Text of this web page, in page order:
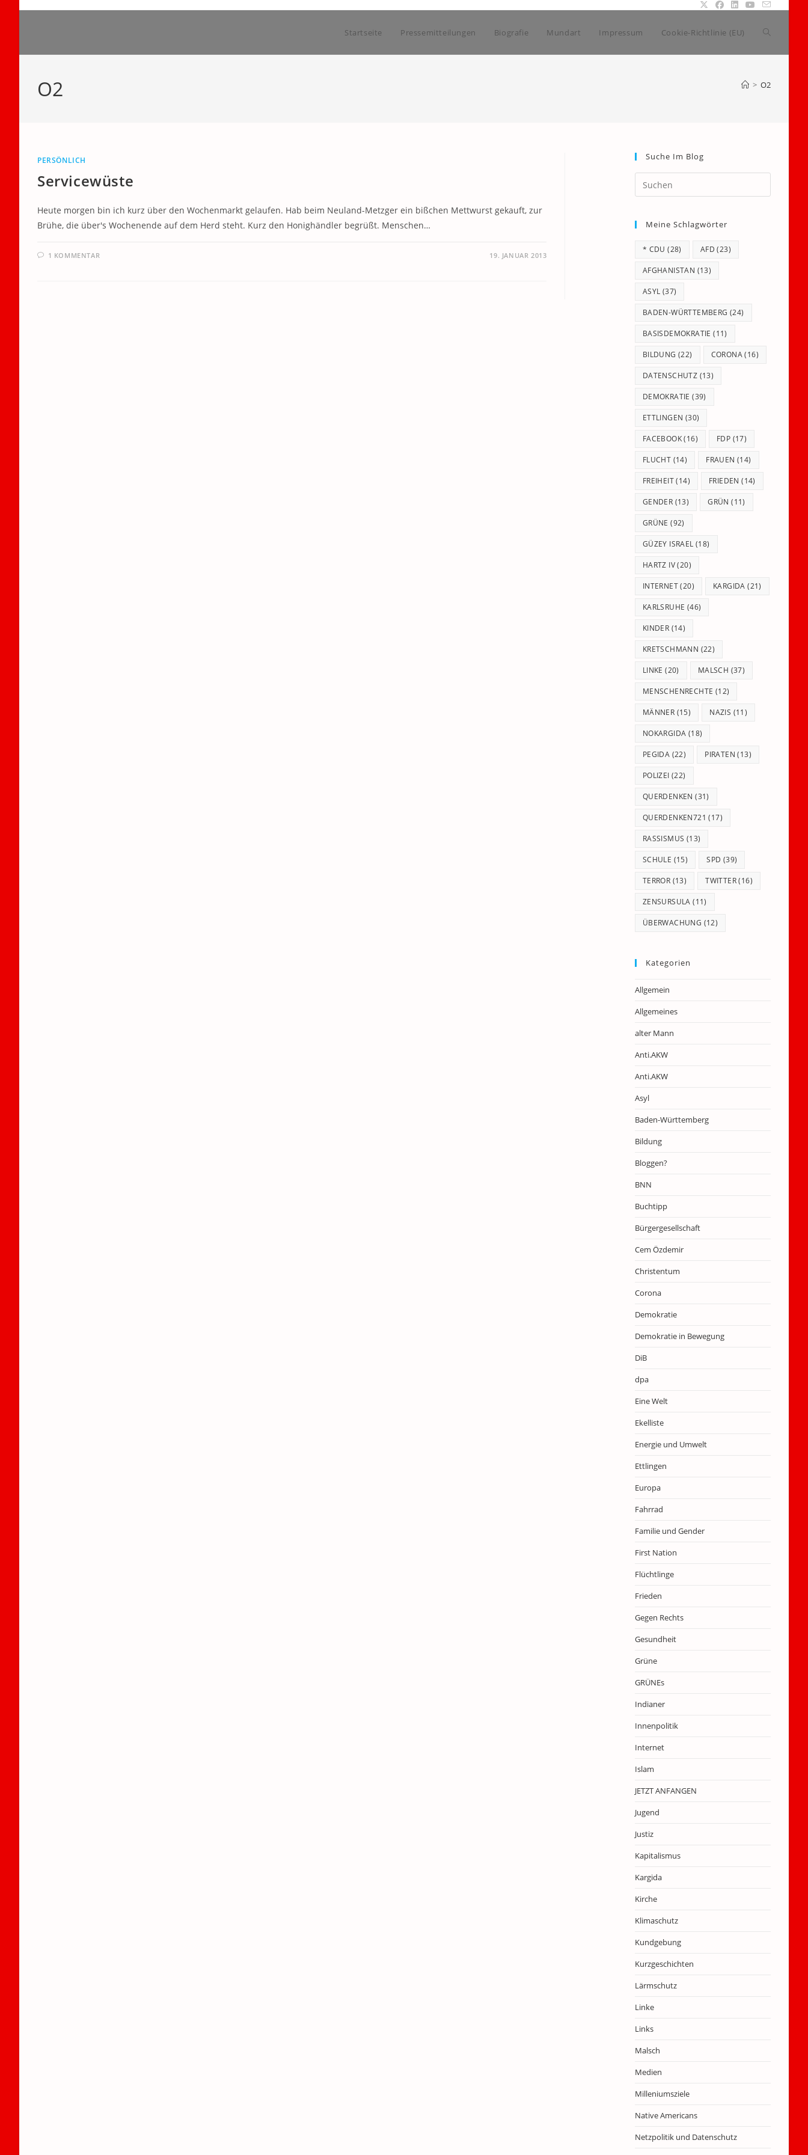
Startseite Pressemitteilungen Biografie Mundart Impressum Cookie-Richtlinie (EU) Website-
O2 > O2
PERSÖNLICH
Servicewüste
Heute morgen bin ich kurz über den Wochenmarkt gelaufen. Hab beim Neuland-Metzger ein bißchen Mettwurst gekauft, zur
Brühe, die über's Wochenende auf dem Herd steht. Kurz den Honighändler begrüßt. Menschen…
1 KOMMENTAR 19. JANUAR 2013
Suche Im Blog
Escape
Meine Schlagwörter
* CDU (28) AFD (23)
AFGHANISTAN (13)
ASYL (37)
BADEN-WÜRTTEMBERG (24)
BASISDEMOKRATIE (11)
BILDUNG (22) CORONA(16)
DATENSCHUTZ (13)
DEMOKRATIE (39)
ETTLINGEN (30)
FACEBOOK(16) FDP (17)
FLUCHT (14) FRAUEN (14)
FREIHEIT(14) FRIEDEN (14)
GENDER (13) GRÜN (11)
GRÜNE (92)
GÜZEY ISRAEL (18)
HARTZ IV(20)
INTERNET(20) KARGIDA (21)
KARLSRUHE (46)
KINDER (14)
KRETSCHMANN (22)
LINKE (20) MALSCH (37)
MENSCHENRECHTE (12)
MÄNNER (15) NAZIS (11)
NOKARGIDA (18)
PEGIDA (22) PIRATEN (13)
POLIZEI (22)
QUERDENKEN (31)
QUERDENKEN721 (17)
RASSISMUS (13)
SCHULE (15) SPD (39)
TERROR (13) TWITTER(16)
ZENSURSULA (11)
ÜBERWACHUNG (12)
Kategorien
Allgemein
Allgemeines
alter Mann
Anti.AKW
Anti.AKW
Asyl
Baden-Württemberg
Bildung
Bloggen?
BNN
Buchtipp
Bürgergesellschaft
Cem Özdemir
Christentum
Corona
Demokratie
Demokratie in Bewegung
DiB
dpa
Eine Welt
Ekelliste
Energie und Umwelt
Ettlingen
Europa
Fahrrad
Familie und Gender
First Nation
Flüchtlinge
Frieden
Gegen Rechts
Gesundheit
Grüne
GRÜNEs
Indianer
Innenpolitik
Internet
Islam
JETZT ANFANGEN
Jugend
Justiz
Kapitalismus
Kargida
Kirche
Klimaschutz
Kundgebung
Kurzgeschichten
Lärmschutz
Linke
Links
Malsch
Medien
Milleniumsziele
Native Americans
Netzpolitik und Datenschutz